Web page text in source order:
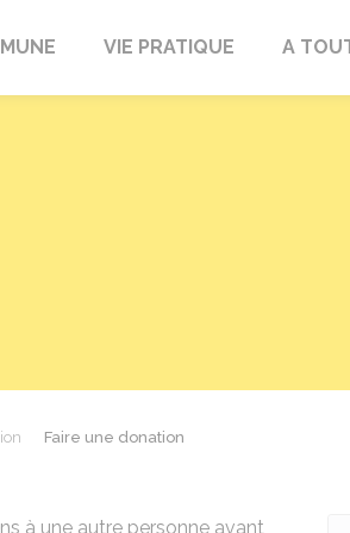
VIE PRATIQUE A
Faire une donation
à une autre personne avant